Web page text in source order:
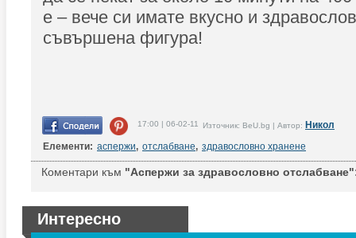
е – вече си имате вкусно и
съвършена фигура!
17:00 | 06-02-11 Източник: BeU.bg | Автор: Никол
Елементи: аспержи, отслабване, здравословно хранене
Коментари към "Аспержи за здравословно
Интересно